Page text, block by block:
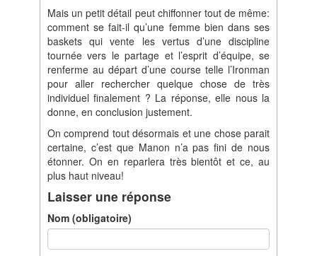
Mais un petit détail peut chiffonner tout de même:
comment se fait‐il qu’une femme bien dans ses
baskets qui vente les vertus d’une discipline
tournée vers le partage et l’esprit d’équipe, se
renferme au départ d’une course telle l’Ironman
pour aller rechercher quelque chose de très
individuel finalement ? La réponse, elle nous la
donne, en conclusion justement.
On comprend tout désormais et une chose parait
certaine, c’est que Manon n’a pas fini de nous
étonner. On en reparlera très bientôt et ce, au
plus haut niveau!
Laisser une réponse
Nom (obligatoire)